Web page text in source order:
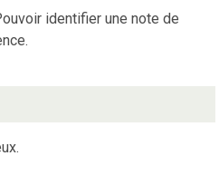
identifier une note de